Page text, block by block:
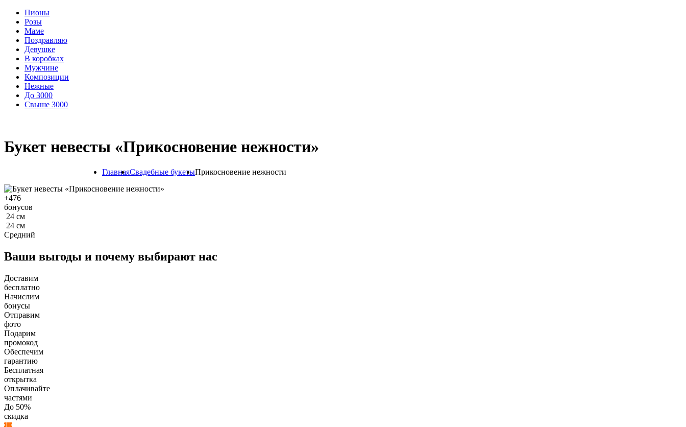
Пионы
Розы
Маме
Поздравляю
Девушке
В коробках
Мужчине
Композиции
Нежные
До 3000
Свыше 3000
Букет невесты «Прикосновение нежности»
ГлавнаяСвадебные букетыПрикосновение нежности
+476
бонусов
24 см
24 см
Средний
Ваши выгоды и почему выбирают нас
Доставим
бесплатно
Начислим
бонусы
Отправим
фото
Подарим
промокод
Обеспечим
гарантию
Бесплатная
открытка
Оплачивайте
частями
До 50%
скидка